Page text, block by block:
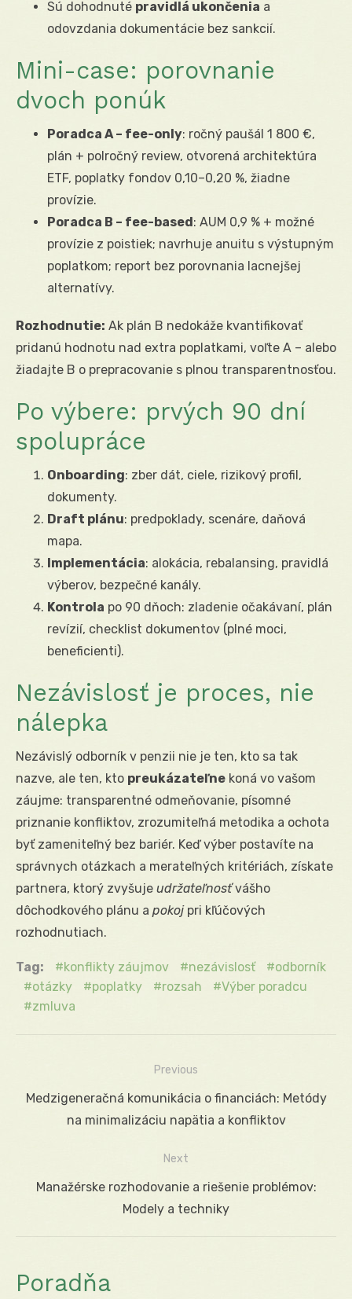
Sú dohodnuté pravidlá ukončenia a
odovzdania dokumentácie bez sankcií.
Mini-case: porovnanie
dvoch ponúk
Poradca A – fee-only: ročný paušál 1 800 €,
plán + polročný review, otvorená architektúra
ETF, poplatky fondov 0,10–0,20 %, žiadne
provízie.
Poradca B – fee-based: AUM 0,9 % + možné
provízie z poistiek; navrhuje anuitu s výstupným
poplatkom; report bez porovnania lacnejšej
alternatívy.
Rozhodnutie: Ak plán B nedokáže kvantifikovať
pridanú hodnotu nad extra poplatkami, voľte A – alebo
žiadajte B o prepracovanie s plnou transparentnosťou.
Po výbere: prvých 90 dní
spolupráce
Onboarding: zber dát, ciele, rizikový profil,
dokumenty.
Draft plánu: predpoklady, scenáre, daňová
mapa.
Implementácia: alokácia, rebalansing, pravidlá
výberov, bezpečné kanály.
Kontrola po 90 dňoch: zladenie očakávaní, plán
revízií, checklist dokumentov (plné moci,
beneficienti).
Nezávislosť je proces, nie
nálepka
Nezávislý odborník v penzii nie je ten, kto sa tak
nazve, ale ten, kto preukázateľne koná vo vašom
záujme: transparentné odmeňovanie, písomné
priznanie konfliktov, zrozumiteľná metodika a ochota
byť zameniteľný bez bariér. Keď výber postavíte na
správnych otázkach a merateľných kritériách, získate
partnera, ktorý zvyšuje udržateľnosťvášho
dôchodkového plánu a pokojpri kľúčových
rozhodnutiach.
Tag: konflikty záujmov nezávislosť
odborník
otázky
poplatky rozsah
Výber poradcu
zmluva
Navigácia
Previous
Previous
Medzigeneračná komunikácia o financiách: Metódy
na minimalizáciu napätia a konfliktov
Next
Next
Manažérske rozhodovanie a riešenie problémov:
Modely a techniky
Poradňa